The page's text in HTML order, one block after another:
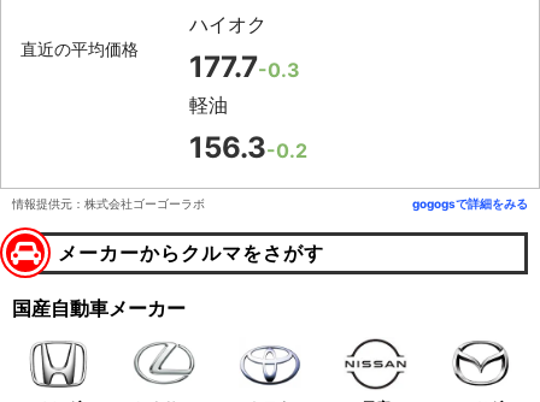
直近の平均価格
ハイオク
177.7-0.3
軽油
156.3-0.2
情報提供元：株式会社ゴーゴーラボ gogogsで詳細をみる
メーカーからクルマをさがす
国産自動車メーカー